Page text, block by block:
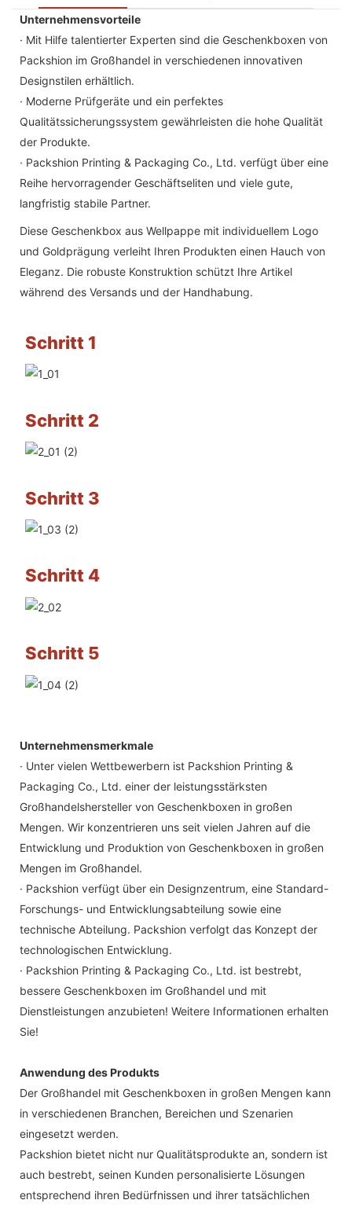
Unternehmensvorteile
· Mit Hilfe talentierter Experten sind die Geschenkboxen von
Packshion im Großhandel in verschiedenen innovativen
Designstilen erhältlich.
· Moderne Prüfgeräte und ein perfektes
Qualitätssicherungssystem gewährleisten die hohe Qualität
der Produkte.
· Packshion Printing & Packaging Co., Ltd. verfügt über eine
Reihe hervorragender Geschäftseliten und viele gute,
langfristig stabile Partner.
Diese Geschenkbox aus Wellpappe mit individuellem Logo
und Goldprägung verleiht Ihren Produkten einen Hauch von
Eleganz. Die robuste Konstruktion schützt Ihre Artikel
während des Versands und der Handhabung.
Schritt 1
Schritt 2
Schritt 3
Schritt 4
Schritt 5
Unternehmensmerkmale
· Unter vielen Wettbewerbern ist Packshion Printing &
Packaging Co., Ltd. einer der leistungsstärksten
Großhandelshersteller von Geschenkboxen in großen
Mengen. Wir konzentrieren uns seit vielen Jahren auf die
Entwicklung und Produktion von Geschenkboxen in großen
Mengen im Großhandel.
· Packshion verfügt über ein Designzentrum, eine Standard-
Forschungs- und Entwicklungsabteilung sowie eine
technische Abteilung. Packshion verfolgt das Konzept der
technologischen Entwicklung.
· Packshion Printing & Packaging Co., Ltd. ist bestrebt,
bessere Geschenkboxen im Großhandel und mit
Dienstleistungen anzubieten! Weitere Informationen erhalten
Sie!
Anwendung des Produkts
Der Großhandel mit Geschenkboxen in großen Mengen kann
in verschiedenen Branchen, Bereichen und Szenarien
eingesetzt werden.
Packshion bietet nicht nur Qualitätsprodukte an, sondern ist
auch bestrebt, seinen Kunden personalisierte Lösungen
entsprechend ihren Bedürfnissen und ihrer tatsächlichen